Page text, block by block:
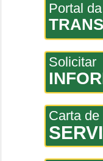
Portal da
Solicitar
Carta de